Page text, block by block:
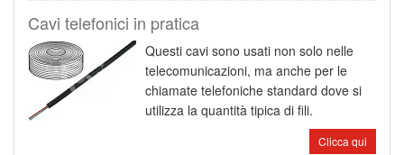
Cavi telefonici in pratica
Questi cavi sono usati non solo nelle
telecomunicazioni, ma anche per le
chiamate telefoniche standard dove si
utilizza la quantità tipica di fili.
Clicca qui